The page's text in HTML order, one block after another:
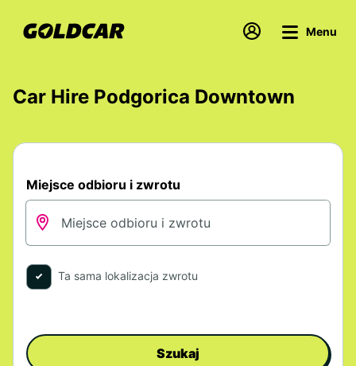
Menu
Car Hire Podgorica Downtown
Miejsce odbioru i zwrotu
Ta sama lokalizacja zwrotu
Szukaj